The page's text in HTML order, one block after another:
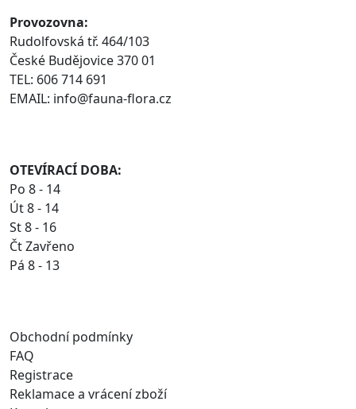
Provozovna:
Rudolfovská tř. 464/103
České Budějovice 370 01
TEL: 606 714 691
EMAIL: info@fauna-flora.cz
OTEVÍRACÍ DOBA:
Po 8 - 14
Út 8 - 14
St 8 - 16
Čt Zavřeno
Pá 8 - 13
Obchodní podmínky
FAQ
Registrace
Reklamace a vrácení zboží